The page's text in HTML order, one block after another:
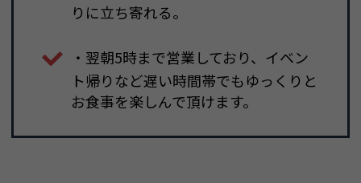
りに立ち寄れる。
・翌朝5時まで営業しており、イベン
ト帰りなど遅い時間帯でもゆっくりと
お食事を楽しんで頂けます。